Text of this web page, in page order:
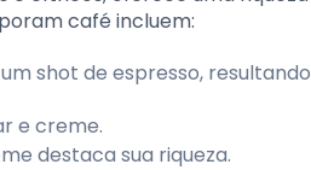
café incluem:
shot de espresso, resultando
e creme.
destaca sua riqueza.